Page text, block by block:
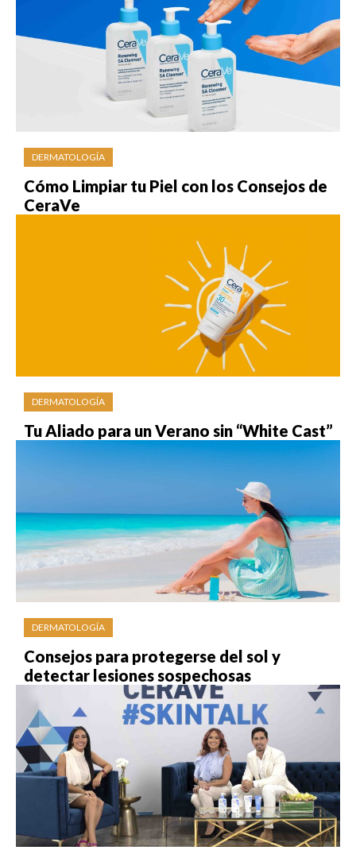
DERMATOLOGÍA
Cómo Limpiar tu Piel con los Consejos de
CeraVe
DERMATOLOGÍA
Tu Aliado para un Verano sin “White Cast”
DERMATOLOGÍA
Consejos para protegerse del sol y
detectar lesiones sospechosas